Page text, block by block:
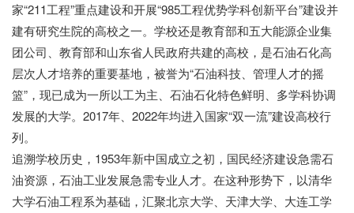
家“211工程”重点建设和开展“985工程优势学科创新平台”建设并
建有研究生院的高校之一。学校还是教育部和五大能源企业集
团公司、教育部和山东省人民政府共建的高校，是石油石化高
层次人才培养的重要基地，被誉为“石油科技、管理人才的摇
篮”，现已成为一所以工为主、石油石化特色鲜明、多学科协调
发展的大学。2017年、2022年均进入国家“双一流”建设高校行
列。
追溯学校历史， 1953年新中国成立之初，国民经济建设急需石
油资源，石油工业发展急需专业人才。在这种形势下，以清华
大学石油工程系为基础，汇聚北京大学、天津大学、大连工学